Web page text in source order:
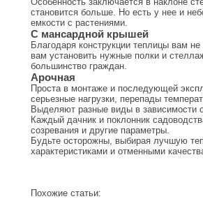
становится больше. Но есть у нее и
емкости с растениями.
С мансардной крышей
Благодаря конструкции теплицы вам
вам установить нужные полки и
большинство граждан.
Арочная
Проста в монтаже и последующей
серьезные нагрузки, перепады
Выделяют разные виды в зависимости
Каждый дачник и поклонник
созревания и другие параметры.
Будьте осторожны, выбирая лучшую
характеристиками и отменными
Похожие статьи: